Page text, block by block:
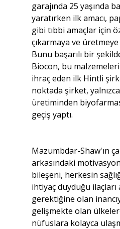
garajında ​​25 yaşında
yaratırken ilk amacı,
gibi tıbbi amaçlar için
çıkarmaya ve
Bunu başarılı bir
Biocon, bu
ihraç eden ilk Hintli
noktada şirket,
üretiminden
geçiş yaptı.
Mazumbdar-Shaw'ın
arkasındaki
bileşeni, herkesin
ihtiyaç duyduğu ilaçları
gerektiğine olan
gelişmekte olan
nüfuslara kolayca